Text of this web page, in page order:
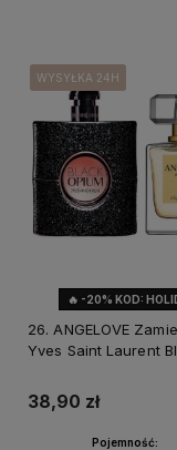
🔥 -20% KOD:
WYSYŁKA 24H
WYSYŁKA 24H
WYSYŁKA 24H
WYSYŁKA 24H
26. ANGELOVE
Yves Saint Laurent
38,90 zł
Pojemność: